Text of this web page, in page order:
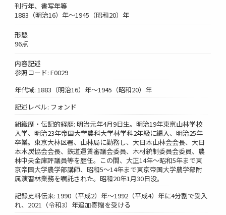
刊行年、書写年等
1883（明治16）年～1945（昭和20）年
形態
96点
内容記述
参照コード: F0029
年代域: 1883（明治16）年～1945（昭和20）年
記述レベル: フォンド
組織歴・伝記的経歴: 明治元年4月9日生。明治19年東京山林学校
入学、明治23年帝国大学農科大学林学科2年級に編入、明治25年
卒業。東京大林区署、山林局に勤務し、大日本山林会会長、大日
本木炭協会会長、鉄道運賃審議会委員、木材統制委員会委員、農
林中央金庫評議員等を歴任。この間、大正14年～昭和5年まで東
京帝国大学農学部講師、昭和5～14年まで東京帝国大学農学部附
属演習林業務を嘱託された。昭和20年1月30日没。
記録史料伝来: 1990（平成2）年～1992（平成4）年に4分割で受入
れ、2021（令和3）年追加寄贈を受ける